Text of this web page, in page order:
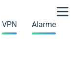
VPN Alarme